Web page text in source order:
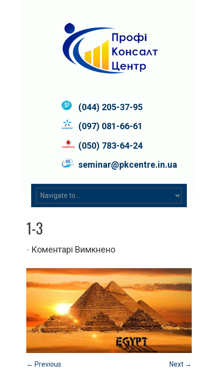
(044) 205-37-95
(097) 081-66-61
(050) 783-64-24
seminar@pkcentre.in.ua
1-3
- Коментарі Вимкненодо
1-
3
← Previous Next →